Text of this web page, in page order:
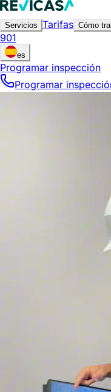
Servicios Tarifas Cómo
901
es
Programar inspección
Programar